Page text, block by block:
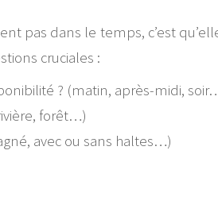
pas dans le temps, c’est
cruciales :
? (matin, après-midi,
forêt…)
avec ou sans haltes…)